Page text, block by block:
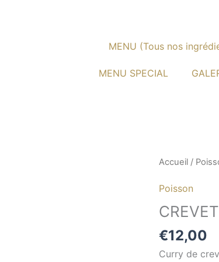
MENU (Tous nos
MENU SPECIAL
Accueil /
Poisson
€12,00
Curry de
quantité
CREVETTES
MALAI